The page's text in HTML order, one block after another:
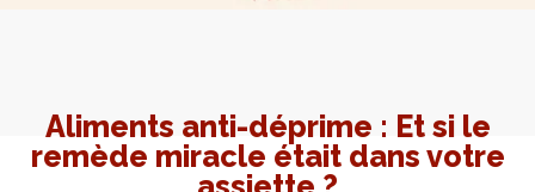
Aliments anti-déprime : Et si le
remède miracle était dans votre